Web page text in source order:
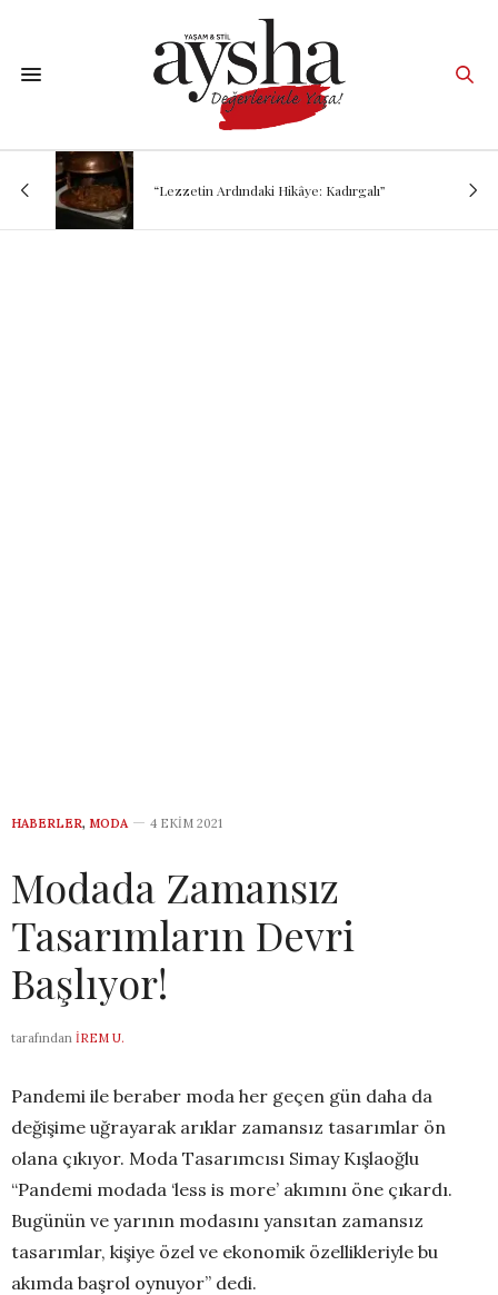
“Lezzetin Ardındaki Hikâye: Kadırgalı”
HABERLER, MODA 4 EKIM 2021
Modada Zamansız
Tasarımların Devri
Başlıyor!
tarafından İREM U.
Pandemi ile beraber moda her geçen gün daha da
değişime uğrayarak arıklar zamansız tasarımlar ön
olana çıkıyor. Moda Tasarımcısı Simay Kışlaoğlu
“Pandemi modada ‘less is more’ akımını öne çıkardı.
Bugünün ve yarının modasını yansıtan zamansız
tasarımlar, kişiye özel ve ekonomik özellikleriyle bu
akımda başrol oynuyor” dedi.